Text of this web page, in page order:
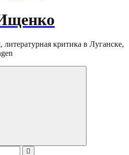
критика в Луганске,